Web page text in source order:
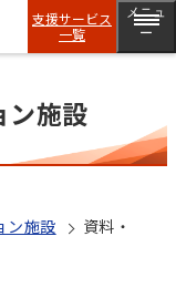
支援サービス
一覧
メニュ
ー
ン施設
ン施設
資料・